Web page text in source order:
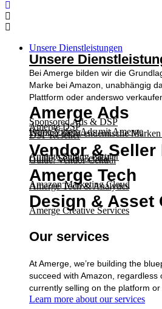
Unsere Dienstleistungen
Unsere
Bei Amerge bilden wir die
Marke bei Amazon, unabhängig
Plattform oder anderswo
Amerge Ads
Sponsored Ads & DSP
Amerge DSP
Prime Video-Ads mit Amerge
Wie wir nicht-endemische Marken
DSP Reseller
Vendor & Seller
Amerge Selling Partner
Guide: Seller Central
Guide: Vendor Central
Amerge Tech
Amazon Marketing Cloud
Amerge Tech & Analytics
Design & Asset
Amerge Creative Services
Our services
At Amerge, we’re building the
succeed with Amazon, regardless
currently selling on the platform or
Learn more about our services